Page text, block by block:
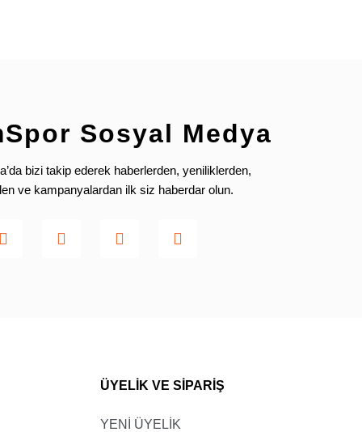
Sosyal Medya
bizi takip ederek haberlerden, yeniliklerden,
ve kampanyalardan ilk siz haberdar olun.
ÜYELİK VE SİPARİŞ
YENİ ÜYELİK